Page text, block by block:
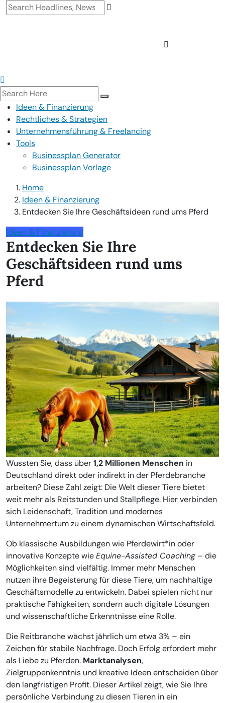
Ideen & Finanzierung
Rechtliches & Strategien
Unternehmensführung & Freelancing
Tools
Businessplan Generator
Businessplan Vorlage
Home
Ideen & Finanzierung
Entdecken Sie Ihre Geschäftsideen rund ums Pferd
Ideen & Finanzierung
Entdecken Sie Ihre
Geschäftsideen rund ums
Pferd
Wussten Sie, dass über1,2 Millionen Menschen in
Deutschland direkt oder indirekt in der Pferdebranche
arbeiten? Diese Zahl zeigt: Die Welt dieser Tiere bietet
weit mehr als Reitstunden und Stallpflege. Hier verbinden
sich Leidenschaft, Tradition und modernes
Unternehmertum zu einem dynamischen Wirtschaftsfeld.
Ob klassische Ausbildungen wie Pferdewirt*in oder
innovative Konzepte wieEquine-Assisted Coaching – die
Möglichkeiten sind vielfältig. Immer mehr Menschen
nutzen ihre Begeisterung für diese Tiere, um nachhaltige
Geschäftsmodelle zu entwickeln. Dabei spielen nicht nur
praktische Fähigkeiten, sondern auch digitale Lösungen
und wissenschaftliche Erkenntnisse eine Rolle.
Die Reitbranche wächst jährlich um etwa 3% – ein
Zeichen für stabile Nachfrage. Doch Erfolg erfordert mehr
als Liebe zu Pferden. Marktanalysen,
Zielgruppenkenntnis und kreative Ideen entscheiden über
den langfristigen Profit. Dieser Artikel zeigt, wie Sie Ihre
persönliche Verbindung zu diesen Tieren in ein